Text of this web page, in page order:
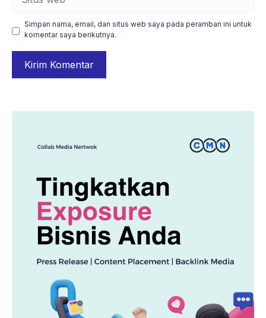
web
Simpan nama, email, dan situs web saya pada peramban ini untuk
komentar saya berikutnya.